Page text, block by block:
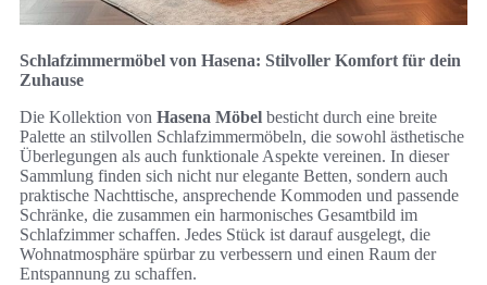
Schlafzimmermöbel von Hasena: Stilvoller Komfort für dein
Zuhause
Die Kollektion von Hasena Möbel besticht durch eine breite
Palette an stilvollen Schlafzimmermöbeln, die sowohl ästhetische
Überlegungen als auch funktionale Aspekte vereinen. In dieser
Sammlung finden sich nicht nur elegante Betten, sondern auch
praktische Nachttische, ansprechende Kommoden und passende
Schränke, die zusammen ein harmonisches Gesamtbild im
Schlafzimmer schaffen. Jedes Stück ist darauf ausgelegt, die
Wohnatmosphäre spürbar zu verbessern und einen Raum der
Entspannung zu schaffen.